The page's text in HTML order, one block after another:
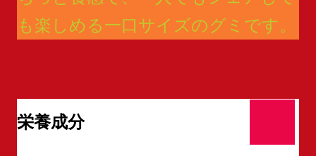
も楽しめる一口サイズのグミです。
栄養成分